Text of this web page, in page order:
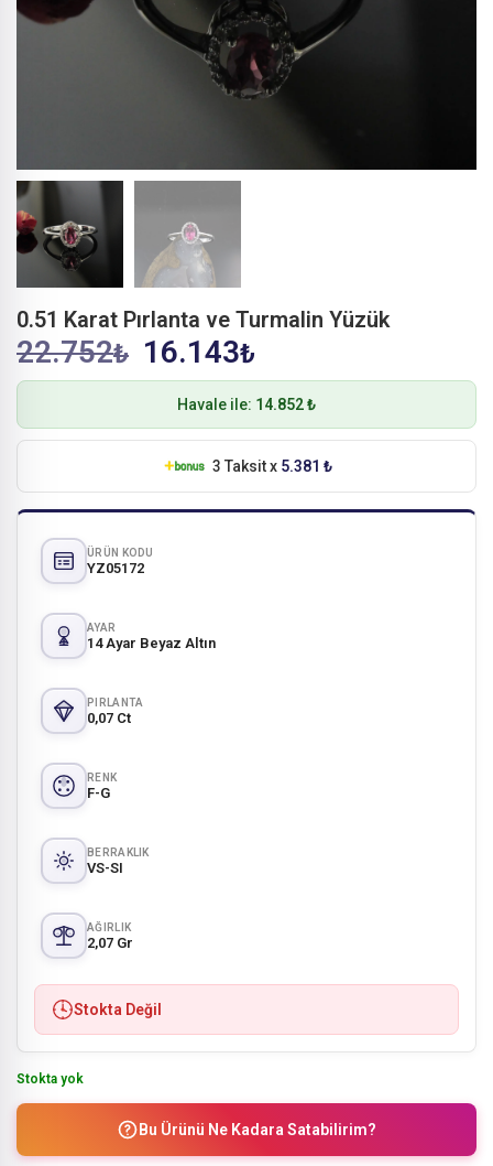
0.51 Karat Pırlanta ve Turmalin Yüzük
22.752₺ 16.143₺
Havale ile: 14.852 ₺
3 Taksit x 5.381 ₺
ÜRÜN KODU
YZ05172
AYAR
14 Ayar Beyaz Altın
PIRLANTA
0,07 Ct
RENK
F-G
BERRAKLIK
VS-SI
AĞIRLIK
2,07 Gr
Stokta Değil
Stokta yok
Bu Ürünü Ne Kadara Satabilirim?